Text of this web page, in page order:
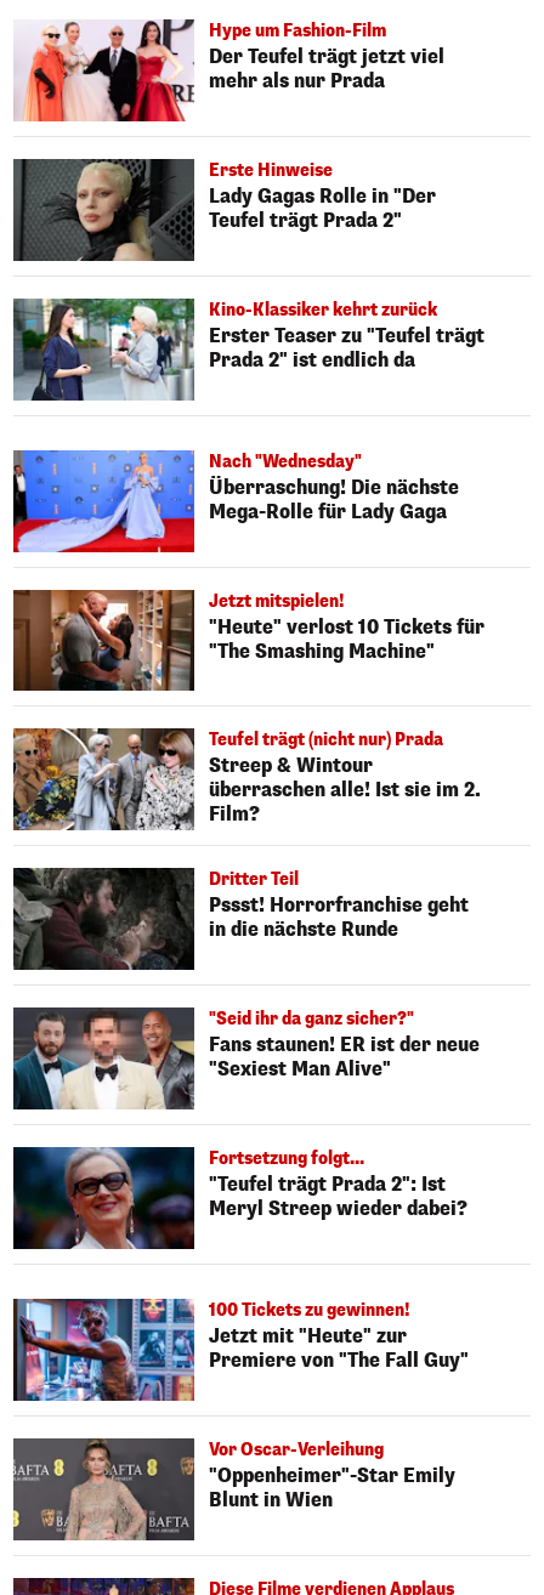
Hype um Fashion-Film
Der Teufel trägt jetzt viel
mehr als nur Prada
Erste Hinweise
Lady Gagas Rolle in "Der
Teufel trägt Prada 2"
Kino-Klassiker kehrt zurück
Erster Teaser zu "Teufel trägt
Prada 2" ist endlich da
Nach "Wednesday"
Überraschung! Die nächste
Mega-Rolle für Lady Gaga
Jetzt mitspielen!
"Heute" verlost 10 Tickets für
"The Smashing Machine"
Teufel trägt (nicht nur) Prada
Streep & Wintour
überraschen alle! Ist sie im 2.
Film?
Dritter Teil
Pssst! Horrorfranchise geht
in die nächste Runde
"Seid ihr da ganz sicher?"
Fans staunen! ER ist der neue
"Sexiest Man Alive"
Fortsetzung folgt...
"Teufel trägt Prada 2": Ist
Meryl Streep wieder dabei?
100 Tickets zu gewinnen!
Jetzt mit "Heute" zur
Premiere von "The Fall Guy"
Vor Oscar-Verleihung
"Oppenheimer"-Star Emily
Blunt in Wien
Diese Filme verdienen Applaus